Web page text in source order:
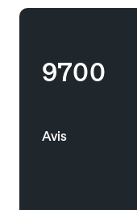
9700
Avis